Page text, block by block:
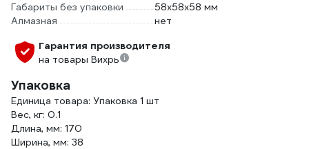
Габариты без упаковки
58х58х58 мм
Алмазная
нет
Гарантия производителя
на товары Вихрь
Упаковка
Единица товара: Упаковка 1 шт
Вес, кг: 0.1
Длина, мм: 170
Ширина, мм: 38